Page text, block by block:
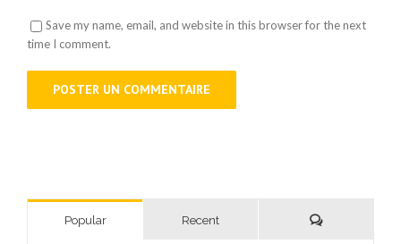
Save my name, email, and website in this browser for the next
time I comment.
Popular Recent Comments